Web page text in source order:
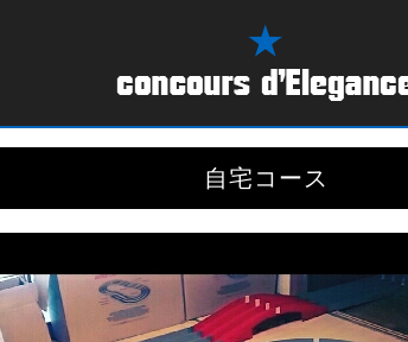
自宅コース